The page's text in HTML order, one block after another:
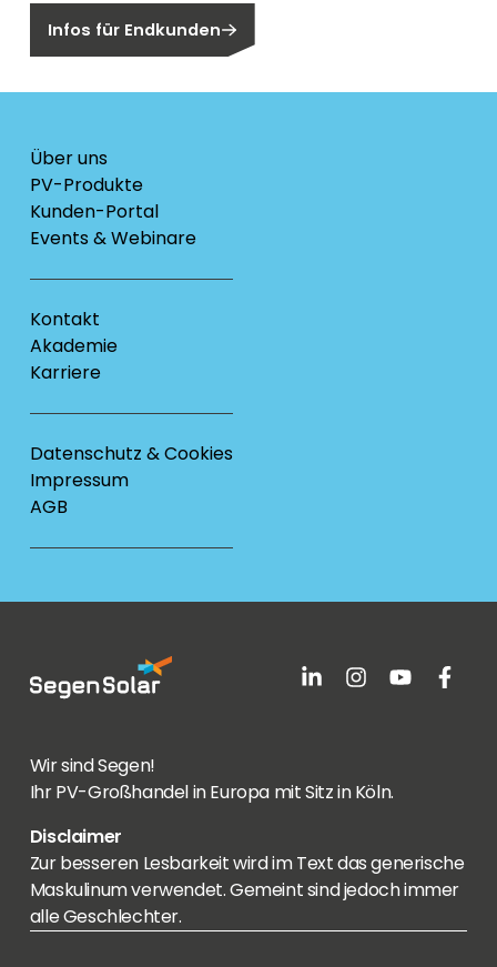
Infos für Endkunden
Über uns
PV-Produkte
Kunden-Portal
Events & Webinare
Kontakt
Akademie
Karriere
Datenschutz & Cookies
Impressum
AGB
Wir sind Segen!
Ihr PV-Großhandel in Europa mit Sitz in Köln.
Disclaimer
Zur besseren Lesbarkeit wird im Text das generische
Maskulinum verwendet. Gemeint sind jedoch immer
alle Geschlechter.